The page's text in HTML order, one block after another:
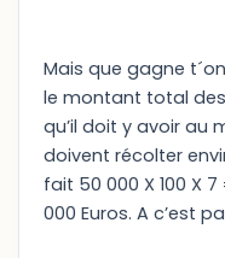
Mais que gagne
le montant total
qu’il doit y avoir au
doivent récolter
fait 50 000 X 100 X
000 Euros. A c’est